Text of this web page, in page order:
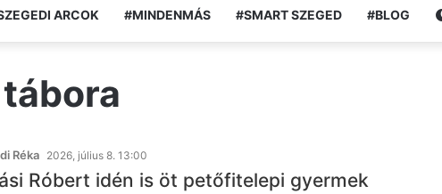
ARCOK #MINDENMÁS #SMART SZEGED #BLOG
Réka 2026, július 8. 13:00
Róbert idén is öt petőfitelepi gyermek